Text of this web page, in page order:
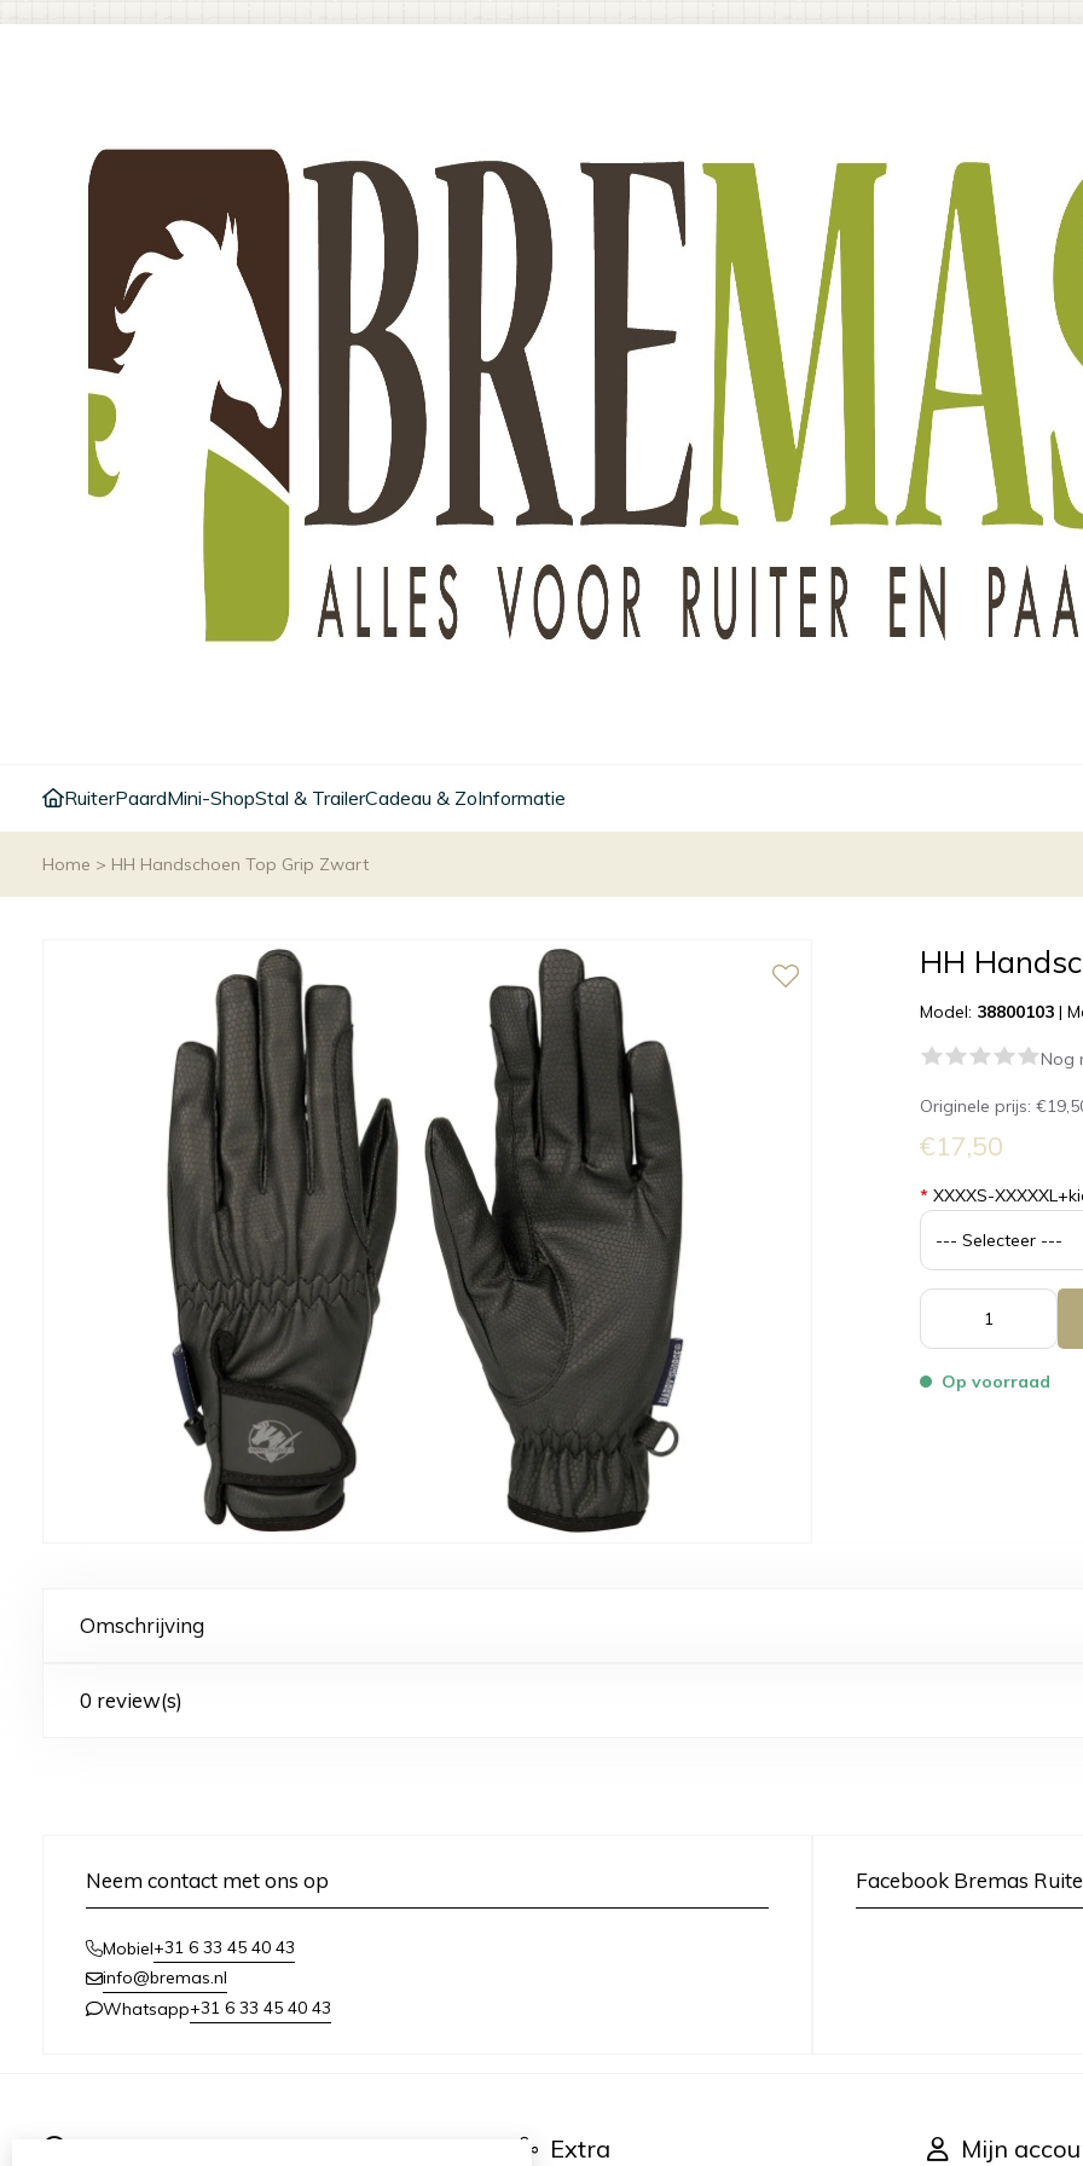
RuiterPaardMini-ShopStal & TrailerCadeau & ZoInformatie
Home > HH Handschoen Top Grip Zwart
HH
Model: 38800103 |
Nog
Originele prijs:
€17,50
* XXXXS-
Op voorraad
Omschrijving
0 review(s)
Neem contact met ons op
Mobiel+31 6 33 45 40 43
info@bremas.nl
Whatsapp+31 6 33 45 40 43
Facebook Bremas
Extra Mijn